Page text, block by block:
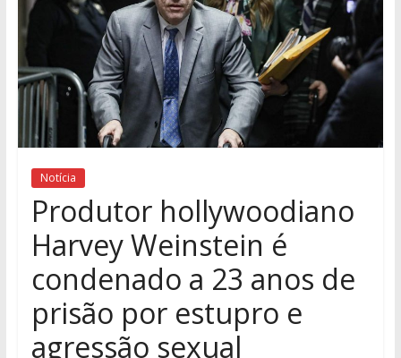
Notícia
Produtor hollywoodiano
Harvey Weinstein é
condenado a 23 anos de
prisão por estupro e
agressão sexual